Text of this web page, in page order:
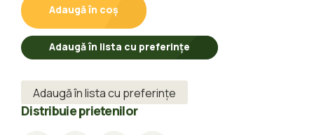
Adaugă în coș
Adaugă în lista cu preferințe
Adaugă în lista cu preferințe
Distribuie prietenilor